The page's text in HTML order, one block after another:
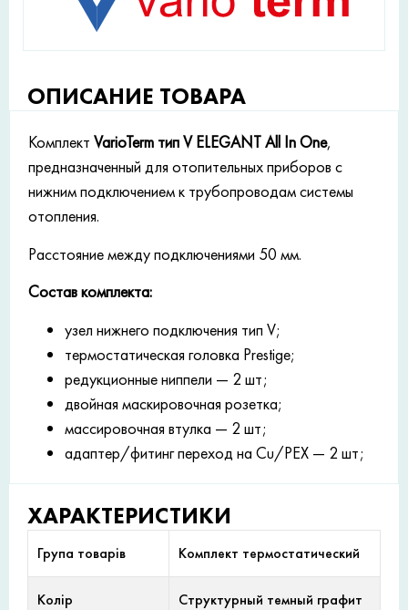
ОПИСАНИЕ ТОВАРА
Комплект VarioTerm тип V ELEGANT All In One,
предназначенный для отопительных приборов с
нижним подключением к трубопроводам системы
отопления.
Расстояние между подключениями 50 мм.
Состав комплекта:
узел нижнего подключения тип V;
термостатическая головка Prestige;
редукционные ниппели — 2 шт;
двойная маскировочная розетка;
массировочная втулка — 2 шт;
адаптер/фитинг переход на Cu/PEX — 2 шт;
ХАРАКТЕРИСТИКИ
Група товарів Комплект термостатический
Колір Структурный темный графит